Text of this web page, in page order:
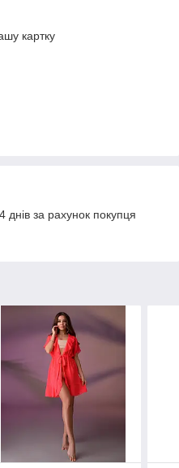
картку
за рахунок покупця